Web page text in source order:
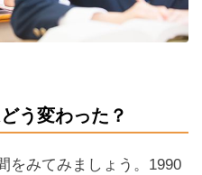
う変わった？
をみてみましょう。1990